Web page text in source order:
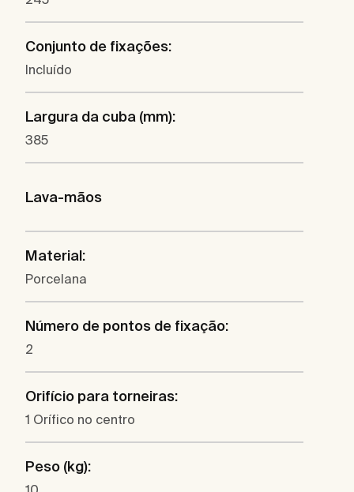
Conjunto de fixações:
Incluído
Largura da cuba (mm):
385
Lava-mãos
Material:
Porcelana
Número de pontos de fixação:
2
Orifício para torneiras:
1 Orífico no centro
Peso (kg):